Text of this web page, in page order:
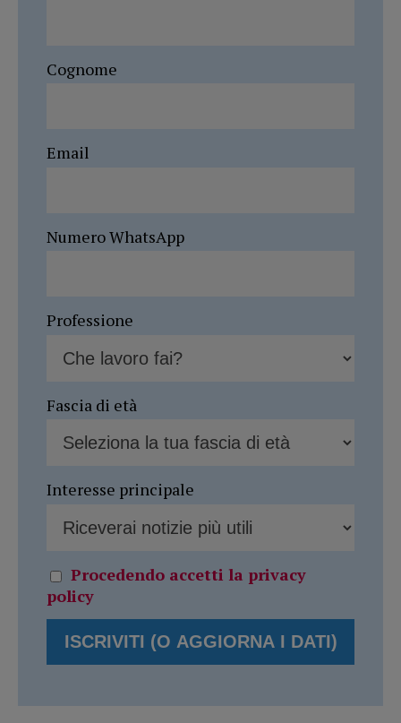
Cognome
Email
Numero WhatsApp
Professione
Fascia di età
Interesse principale
Procedendo accetti la privacy
policy